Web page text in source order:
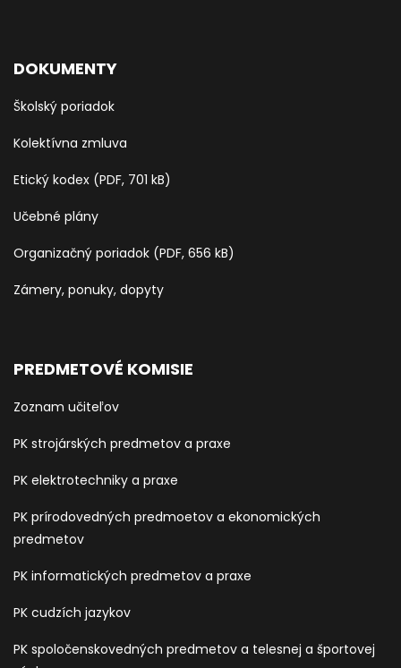
DOKUMENTY
Školský poriadok
Kolektívna zmluva
Etický kodex (PDF, 701 kB)
Učebné plány
Organizačný poriadok (PDF, 656 kB)
Zámery, ponuky, dopyty
PREDMETOVÉ KOMISIE
Zoznam učiteľov
PK strojárských predmetov a praxe
PK elektrotechniky a praxe
PK prírodovedných predmoetov a ekonomických
predmetov
PK informatických predmetov a praxe
PK cudzích jazykov
PK spoločenskovedných predmetov a telesnej a športovej